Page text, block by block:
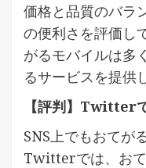
価格と品質のバラ
の便利さを評価し
がるモバイルは多
るサービスを提供
【評判】Twitter
SNS上でもおてが
Twitterでは、お